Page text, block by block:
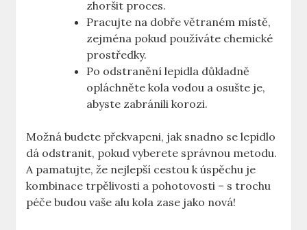
zhoršit proces.
Pracujte na dobře⁣ větraném místě,
zejména pokud používáte chemické
prostředky.
Po odstranění lepidla důkladně
opláchněte kola vodou a osušte je,
abyste zabránili korozi.
Možná ⁣budete překvapeni, jak snadno⁢ se lepidlo ​
dá odstranit, pokud vyberete správnou metodu.
A pamatujte, ⁣že nejlepší cestou k úspěchu je
kombinace trpělivosti a pohotovosti – s trochu
péče​ budou vaše alu kola zase jako nová!